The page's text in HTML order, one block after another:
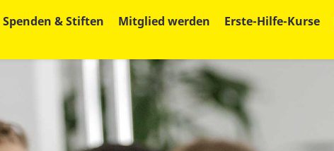
Spenden & Stiften Mitglied werden Erste-Hilfe-Kurse